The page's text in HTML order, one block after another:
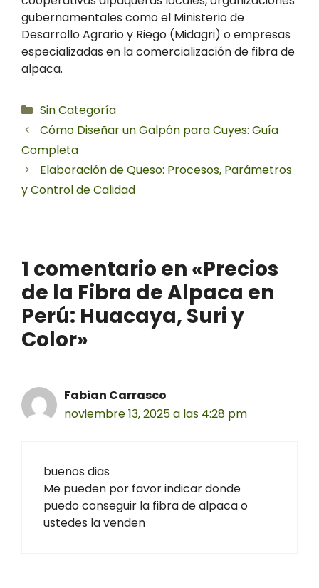
gubernamentales como el Ministerio de
Desarrollo Agrario y Riego (Midagri) o empresas
especializadas en la comercialización de fibra de
alpaca.
Categorías
Sin Categoría
Cómo Diseñar un Galpón para Cuyes: Guía
Completa
Elaboración de Queso: Procesos, Parámetros
y Control de Calidad
1 comentario en «Precios
de la Fibra de Alpaca en
Perú: Huacaya, Suri y
Color»
Fabian Carrasco
noviembre 13, 2025 a las 4:28 pm
buenos dias
Me pueden por favor indicar donde
puedo conseguir la fibra de alpaca o
ustedes la venden